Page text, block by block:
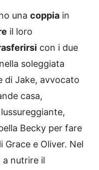
una coppia in
il loro
con i due
soleggiata
di Jake, avvocato
casa,
Becky per fare
e Oliver. Nel
nutrire il